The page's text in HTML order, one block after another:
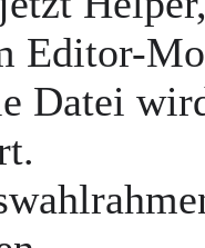
Editor-
Datei